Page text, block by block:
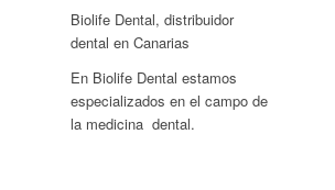
Biolife Dental, distribuidor
dental en Canarias
En Biolife Dental estamos
especializados en el campo de
la medicina dental.